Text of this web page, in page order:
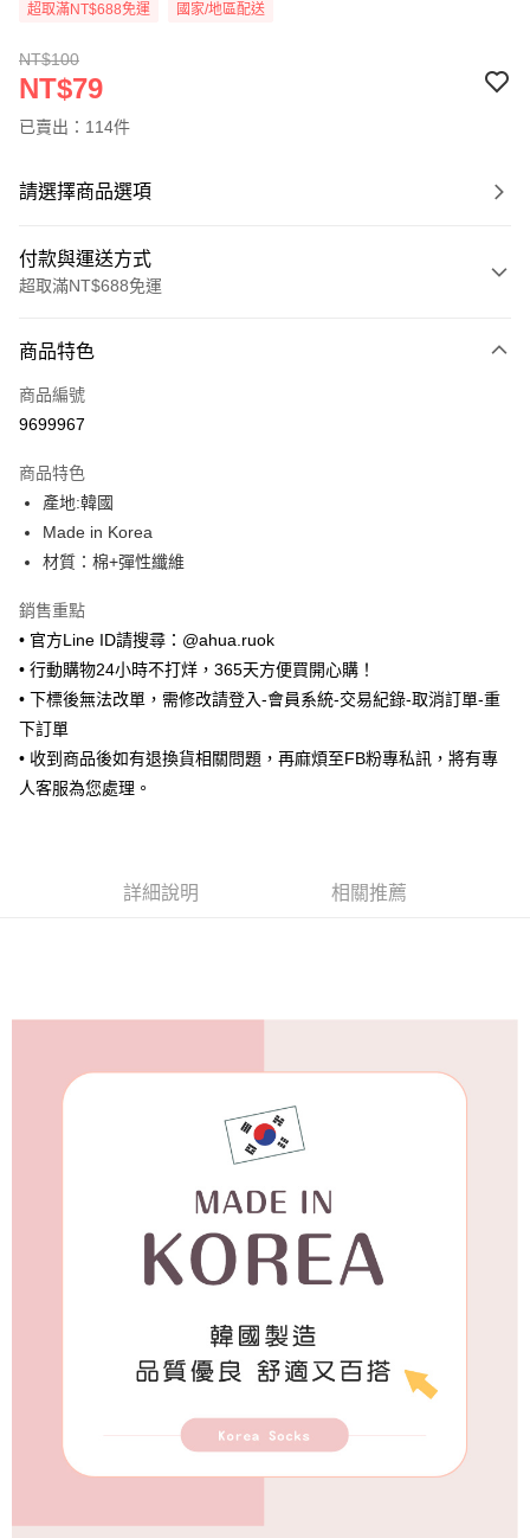
超取滿NT$688免運 國家/地區配送
NT$100
NT$79
已賣出：114件
請選擇商品選項
付款與運送方式
超取滿NT$688免運
信用卡一次付款
超商取貨付款
Apple Pay
街口支付
ATM付款
全家取貨付款
每筆NT$65，滿NT$688(含以上)免運費
付款後全家取貨
宅配(外島)
每筆NT$125，滿NT$1,500(含以上)免運費
商品特色
商品編號
9699967
商品特色
產地:韓國
Made in Korea
材質：棉+彈性纖維
銷售重點
• 官方Line ID請搜尋：@ahua.ruok
• 行動購物24小時不打烊，365天方便買開心購！
• 下標後無法改單，需修改請登入-會員系統-交易紀錄-取消訂單-重
下訂單
• 收到商品後如有退換貨相關問題，再麻煩至FB粉專私訊，將有專
人客服為您處理。
詳細說明 相關推薦